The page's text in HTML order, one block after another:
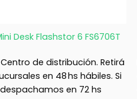
Desk Flashstor 6 FS6706T
de distribución. Retirá
en 48 hs hábiles. Si
en 72 hs